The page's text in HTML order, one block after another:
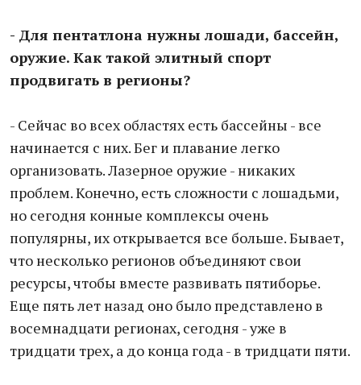
- Для пентатлона нужны лошади, бассейн,
оружие. Как такой элитный спорт
продвигать в регионы?
- Сейчас во всех областях есть бассейны - все
начинается с них. Бег и плавание легко
организовать. Лазерное оружие - никаких
проблем. Конечно, есть сложности с лошадьми,
но сегодня конные комплексы очень
популярны, их открывается все больше. Бывает,
что несколько регионов объединяют свои
ресурсы, чтобы вместе развивать пятиборье.
Еще пять лет назад оно было представлено в
восемнадцати регионах, сегодня - уже в
тридцати трех, а до конца года - в тридцати пяти.